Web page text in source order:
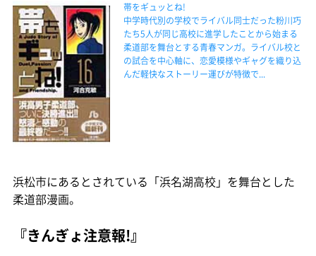
帯をギュッとね!
中学時代別の学校でライバル同士だった粉川巧
たち5人が同じ高校に進学したことから始まる
柔道部を舞台とする青春マンガ。ライバル校と
の試合を中心軸に、恋愛模様やギャグを織り込
んだ軽快なストーリー運びが特徴で...
浜松市にあるとされている「浜名湖高校」を舞台とした
柔道部漫画。
『きんぎょ注意報!』